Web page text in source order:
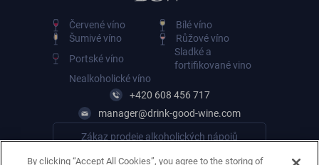
Červené víno
Bílé víno
Šumivé víno
Růžové víno
Portské víno
Sladké a
fortifikované vino
Nealkoholické víno
+420 608 456 717
manager@drink-good-wine.com
Zákaz prodeje alkoholických nápojů
By clicking “Accept All Cookies”, you agree to the storing of